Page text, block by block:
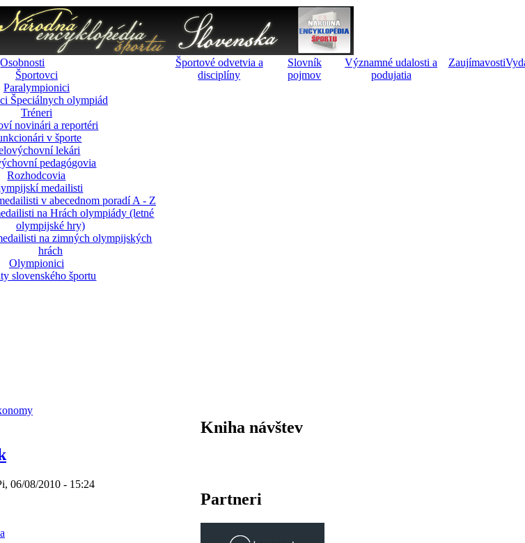
Osobnosti
Športovci
Paralympionici
Špeciálnych olympiád
Tréneri
novinári a reportéri
v športe
lekári
pedagógovia
Rozhodcovia
medailisti
v abecednom poradí A - Z
na Hrách olympiády (letné
olympijské hry)
na zimných olympijských
hrách
Olympionici
slovenského športu
Športové odvetvia a
disciplíny
Slovník
pojmov
Významné udalosti a
podujatia
Zaujímavosti
06/08/2010 - 15:24
Kniha návštev
Partneri